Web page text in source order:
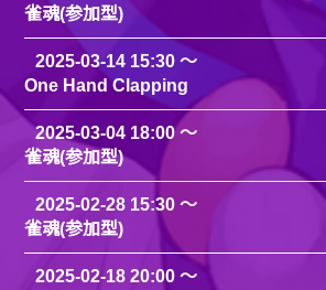
雀魂(参加型)
2025-03-14 15:30
One Hand Clapping
2025-03-04 18:00
雀魂(参加型)
2025-02-28 15:30
雀魂(参加型)
2025-02-18 20:00